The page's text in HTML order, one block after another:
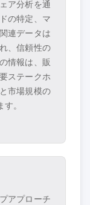
ア分析を通
の特定、マ
連データは
、信頼性の
情報は、販
ステークホ
市場規模の
。
アプローチ